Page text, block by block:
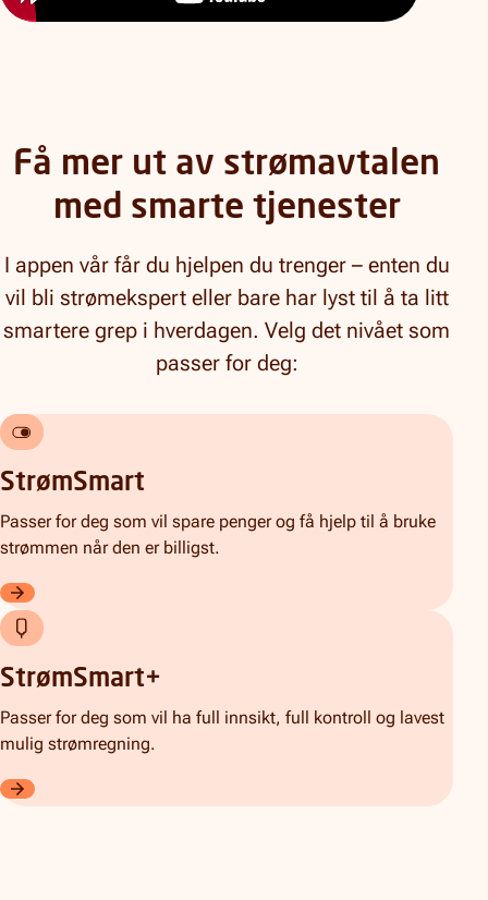
Få mer ut av strømavtalen
med smarte tjenester
I appen vår får du hjelpen du trenger – enten du
vil bli strømekspert eller bare har lyst til å ta litt
smartere grep i hverdagen. Velg det nivået som
passer for deg:
StrømSmart
Passer for deg som vil spare penger og få hjelp til å bruke
strømmen når den er billigst.
StrømSmart
StrømSmart+
Passer for deg som vil ha full innsikt, full kontroll og lavest
mulig strømregning.
StrømSmart+